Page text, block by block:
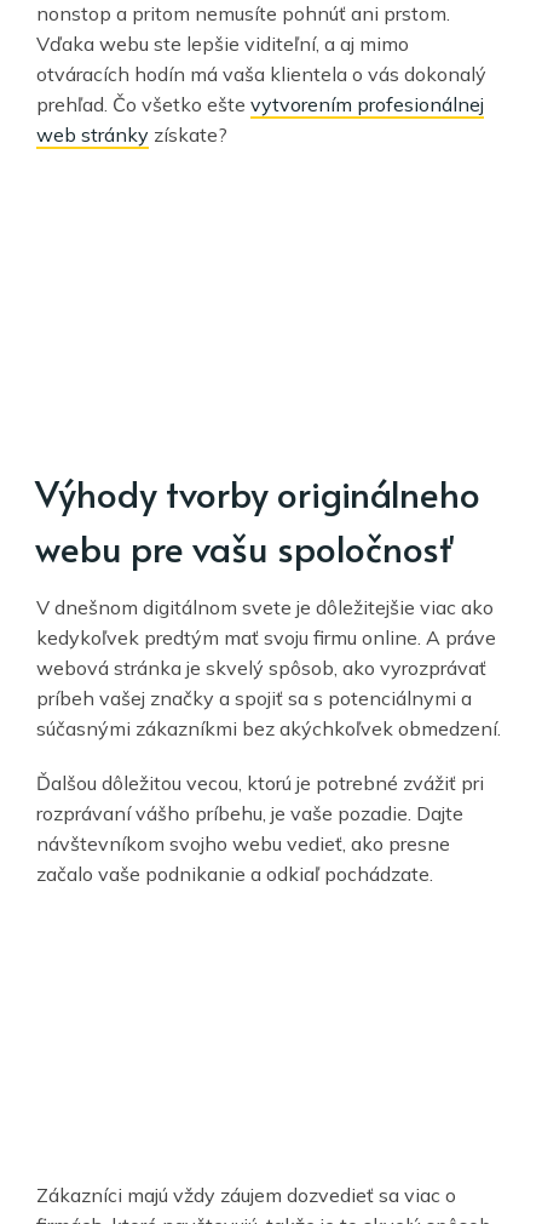
nonstop a pritom nemusíte pohnúť ani prstom.
Vďaka webu ste lepšie viditeľní, a aj mimo
otváracích hodín má vaša klientela o vás dokonalý
prehľad. Čo všetko ešte vytvorením profesionálnej
web stránky získate?
Výhody tvorby originálneho
webu pre vašu spoločnosť
V dnešnom digitálnom svete je dôležitejšie viac ako
kedykoľvek predtým mať svoju firmu online. A práve
webová stránka je skvelý spôsob, ako vyrozprávať
príbeh vašej značky a spojiť sa s potenciálnymi a
súčasnými zákazníkmi bez akýchkoľvek obmedzení.
Ďalšou dôležitou vecou, ​​ktorú je potrebné zvážiť pri
rozprávaní vášho príbehu, je vaše pozadie. Dajte
návštevníkom svojho webu vedieť, ako presne
začalo vaše podnikanie a odkiaľ pochádzate.
Zákazníci majú vždy záujem dozvedieť sa viac o